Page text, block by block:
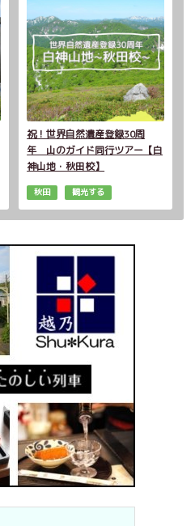
祝！世界自然遺産登録30周
年 山のガイド同行ツアー【白
神山地・秋田校】
秋田 観光する